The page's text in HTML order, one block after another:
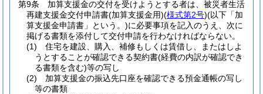
第9条
加算支援金の交付を受けようとする者は、被災者生活
再建支援金交付申請書(加算支援金用)(様式第2号)(以下「加
算支援金申請書」という。)に必要事項を記入のうえ、次に
掲げる書類を添付して交付申請を行わなければならない。
(1)
住宅を建設、購入、補修もしくは賃借し、またはしよ
うとすることが確認できる契約書(経費の内訳が確認でき
る書類を含む)等の写し
(2)
加算支援金の振込先口座を確認できる預金通帳の写し
等の書類